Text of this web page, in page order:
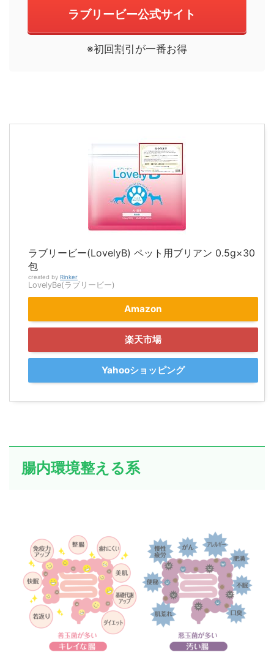
ラブリービー公式サイト
※初回割引が一番お得
ラブリービー(LovelyB) ペット用ブリアン 0.5g×30
包
created by Rinker
LovelyBe(ラブリービー)
Amazon
楽天市場
Yahooショッピング
腸内環境整える系